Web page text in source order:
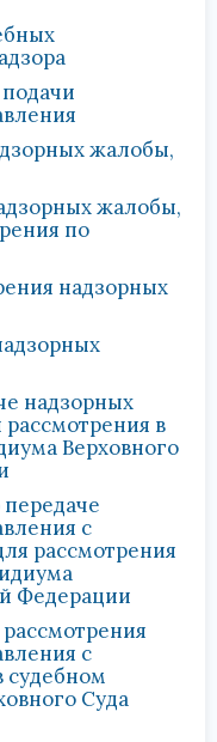
жалобы,
жалобы,
по
надзорных
надзорных
в
Верховного
с
рассмотрения
Федерации
с
судебном
Суда